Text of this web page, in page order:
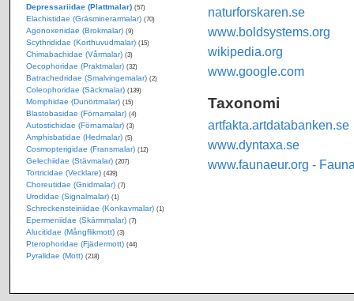
naturforskaren.se
www.boldsystems.org
wikipedia.org
www.google.com
Taxonomi
artfakta.artdatabanken.se
www.dyntaxa.se
www.faunaeur.org -
Depressariidae (Plattmalar) (57)
Elachistidae (Gräsminerarmalar) (70)
Agonoxenidae (Brokmalar) (9)
Scythrididae (Korthuvudmalar) (15)
Chimabachidae (Vårmalar) (3)
Oecophoridae (Praktmalar) (32)
Batrachedridae (Smalvingemalar) (2)
Coleophoridae (Säckmalar) (139)
Momphidae (Dunörtmalar) (15)
Blastobasidae (Förnamalar) (4)
Autostichidae (Förnamalar) (3)
Amphisbatidae (Hedmalar) (5)
Cosmopterigidae (Fransmalar) (12)
Gelechiidae (Stävmalar) (207)
Tortricidae (Vecklare) (439)
Choreutidae (Gnidmalar) (7)
Urodidae (Signalmalar) (1)
Schreckensteiniidae (Konkavmalar) (1)
Epermeniidae (Skärmmalar) (7)
Alucitidae (Mångflikmott) (3)
Pterophoridae (Fjädermott) (44)
Pyralidae (Mott) (218)